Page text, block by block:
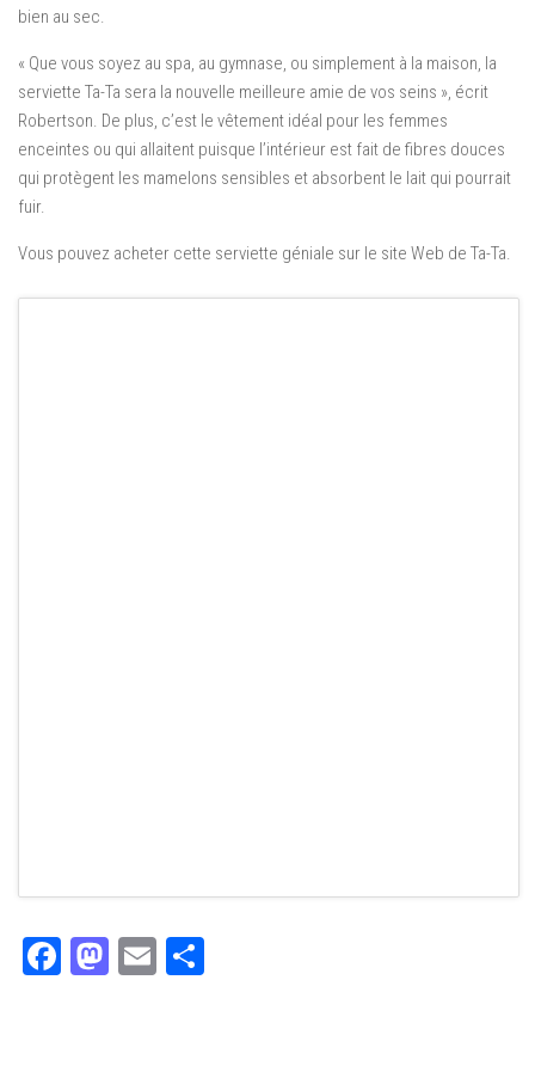
bien au sec.
« Que vous soyez au spa, au gymnase, ou simplement à la maison, la
serviette Ta-Ta sera la nouvelle meilleure amie de vos seins », écrit
Robertson. De plus, c’est le vêtement idéal pour les femmes
enceintes ou qui allaitent puisque l’intérieur est fait de fibres douces
qui protègent les mamelons sensibles et absorbent le lait qui pourrait
fuir.
Vous pouvez acheter cette serviette géniale sur le site Web de Ta-Ta.
Facebook
Mastodon
Email